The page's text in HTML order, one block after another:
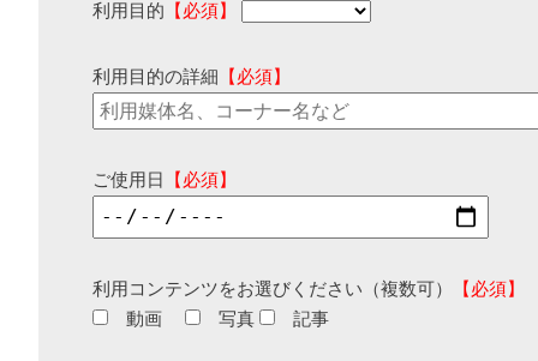
利用目的 【必須】
利用目的の詳細 【必須】
ご使用日 【必須】
利用コンテンツをお選びください（複数可）
【必須】
動画
写真 記事